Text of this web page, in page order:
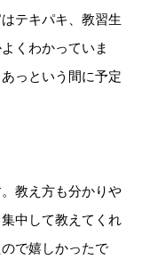
テキパキ、教習生
くわかっていま
っという間に予定
教え方も分かりや
中して教えてくれ
で嬉しかったで